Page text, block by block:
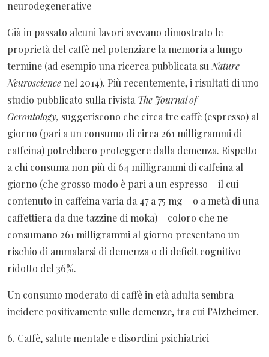
neurodegenerative
Già in passato alcuni lavori avevano dimostrato le
proprietà del caffè nel potenziare la memoria a lungo
termine (ad esempio una ricerca pubblicata su Nature
Neurosciencenel 2014). Più recentemente, i risultati di uno
studio pubblicato sulla rivista The Journal of
Gerontology, suggeriscono che circa tre caffè (espresso) al
giorno (pari a un consumo di circa 261 milligrammi di
caffeina) potrebbero proteggere dalla demenza. Rispetto
a chi consuma non più di 64 milligrammi di caffeina al
giorno (che grosso modo è pari a un espresso – il cui
contenuto in caffeina varia da 47 a 75 mg – o a metà di una
caffettiera da due tazzine di moka) – coloro che ne
consumano 261 milligrammi al giorno presentano un
rischio di ammalarsi di demenza o di deficit cognitivo
ridotto del 36%.
Un consumo moderato di caffè in età adulta sembra
incidere positivamente sulle demenze, tra cui l’Alzheimer.
6. Caffè, salute mentale e disordini psichiatrici